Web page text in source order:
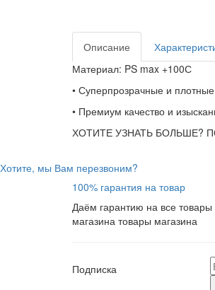
Описание
Материал: PS max +100С
• Суперпрозрачные и плотные
• Премиум качество и
ХОТИТЕ УЗНАТЬ БОЛЬШЕ?
Хотите, мы Вам перезвоним?
100% гарантия на товар
Даём гарантию на все товары
магазина товары магазина
Подписка